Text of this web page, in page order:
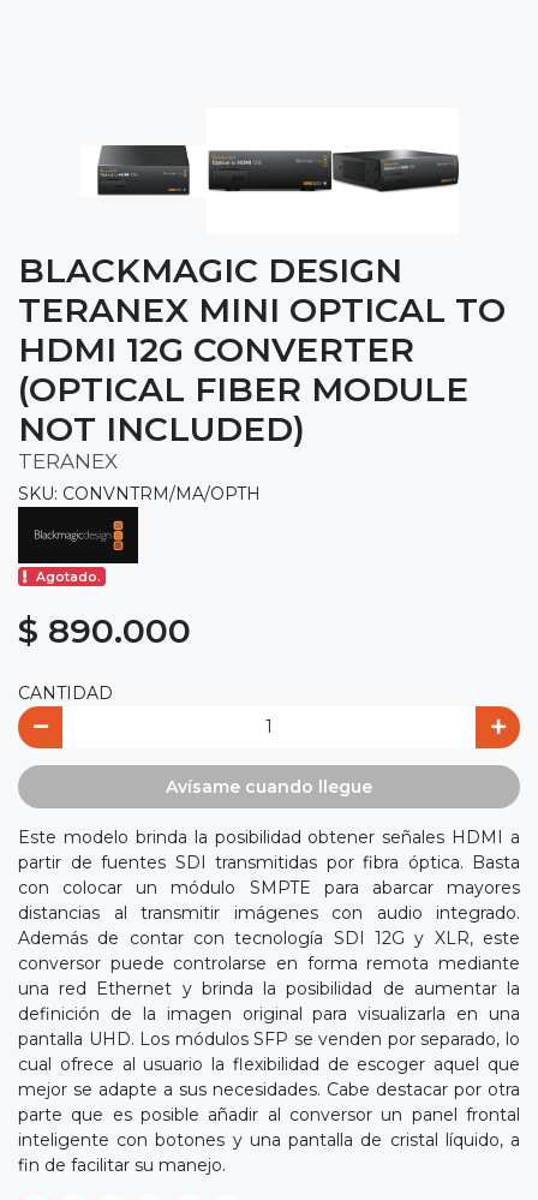
BLACKMAGIC DESIGN
TERANEX MINI OPTICAL TO
HDMI 12G CONVERTER
(OPTICAL FIBER MODULE
NOT INCLUDED)
TERANEX
SKU: CONVNTRM/MA/OPTH
Agotado.
$ 890.000
CANTIDAD
Avísame cuando llegue
Este modelo brinda la posibilidad obtener señales HDMI a
partir de fuentes SDI transmitidas por fibra óptica. Basta
con colocar un módulo SMPTE para abarcar mayores
distancias al transmitir imágenes con audio integrado.
Además de contar con tecnología SDI 12G y XLR, este
conversor puede controlarse en forma remota mediante
una red Ethernet y brinda la posibilidad de aumentar la
definición de la imagen original para visualizarla en una
pantalla UHD. Los módulos SFP se venden por separado, lo
cual ofrece al usuario la flexibilidad de escoger aquel que
mejor se adapte a sus necesidades. Cabe destacar por otra
parte que es posible añadir al conversor un panel frontal
inteligente con botones y una pantalla de cristal líquido, a
fin de facilitar su manejo.